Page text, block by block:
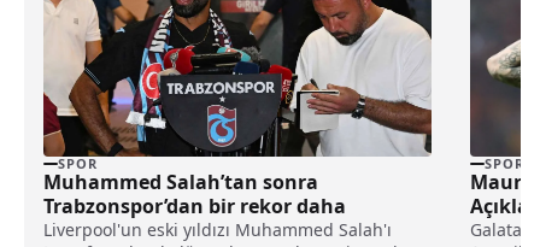
SPOR
Muhammed Salah’tan sonra
Trabzonspor’dan bir rekor daha
Liverpool'un eski yıldızı Muhammed Salah'ı
SPOR
Mauro